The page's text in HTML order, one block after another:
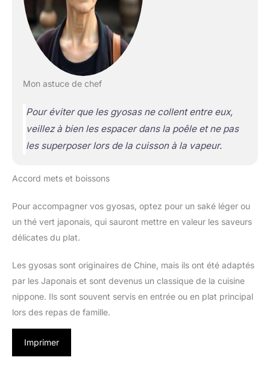
Mon astuce de chef
Pour éviter que les gyosas ne collent entre eux,
veillez à bien les espacer dans la poêle et ne pas
les superposer lors de la cuisson à la vapeur.
Accord mets et boissons
Pour accompagner vos gyosas, optez pour un saké léger ou
un thé vert japonais, qui sauront mettre en valeur les saveurs
délicates du plat.
Les gyosas sont originaires de Chine, mais ils ont été adaptés
par les Japonais et sont devenus un classique de la cuisine
nippone. Ils sont souvent servis en entrée ou en plat principal
lors des repas de famille.
Imprimer